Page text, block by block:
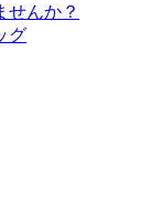
せんか？
グ